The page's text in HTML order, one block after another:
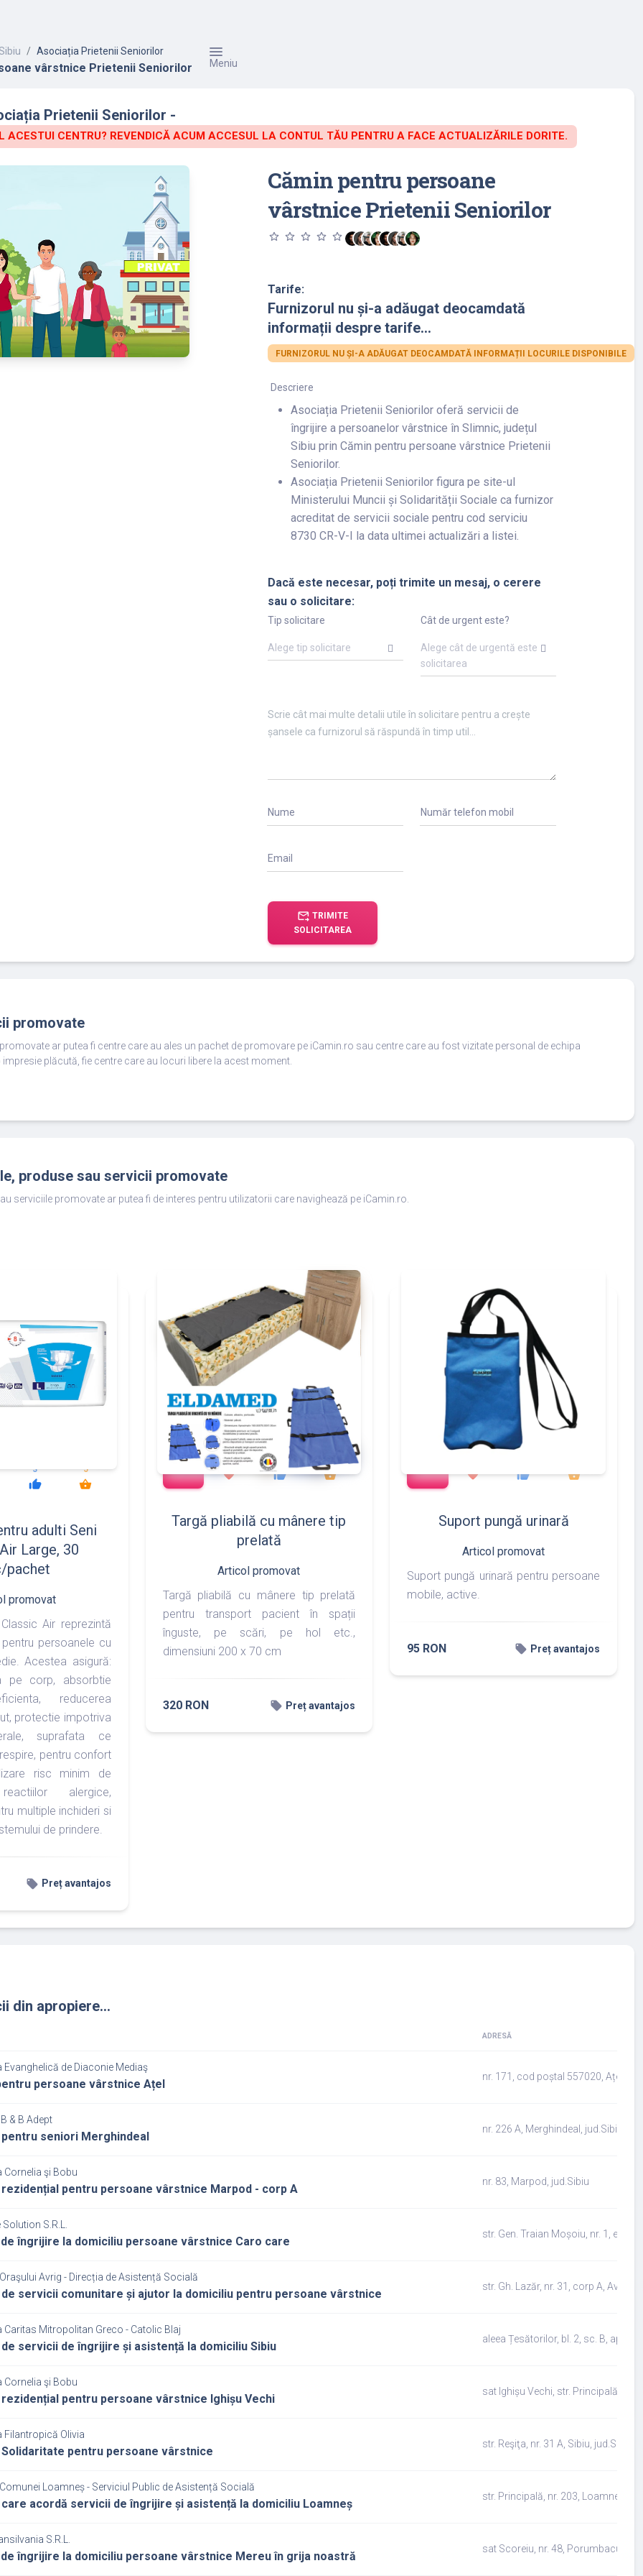
Asociația Prietenii Seniorilor
vârstnice Prietenii Seniorilor Meniu
Prietenii Seniorilor -
ACESTUI CENTRU? REVENDICĂ ACUM ACCESUL LA CONTUL TĂU PENTRU A FACE ACTUALIZĂRILE DORITE.
Cămin pentru persoane
vârstnice Prietenii Seniorilor
star_outline star_outline star_outline star_outline star_outline
Tarife:
Furnizorul nu și-a adăugat deocamdată
informații despre tarife...
FURNIZORUL NU ȘI-A ADĂUGAT DEOCAMDATĂ INFORMAȚII LOCURILE DISPONIBILE
Descriere
Asociația Prietenii Seniorilor oferă servicii de
îngrijire a persoanelor vârstnice în Slimnic, județul
Sibiu prin Cămin pentru persoane vârstnice Prietenii
Seniorilor.
Asociația Prietenii Seniorilor figura pe site-ul
Ministerului Muncii și Solidarității Sociale ca furnizor
acreditat de servicii sociale pentru cod serviciu
8730 CR-V-I la data ultimei actualizări a listei.
Dacă este necesar, poți trimite un mesaj, o cerere
sau o solicitare:
Tip solicitare
Alege tip solicitare
Cât de urgent este?
Alege cât de urgentă este
solicitarea
Nume Număr telefon mobil
Email
forward_to_inbox TRIMITE
SOLICITAREA
promovate
ar putea fi centre care au ales un pachet de promovare pe iCamin.ro sau centre care au fost vizitate personal de echipa
plăcută, fie centre care au locuri libere la acest moment.
produse sau servicii promovate
serviciile promovate ar putea fi de interes pentru utilizatorii care navighează pe iCamin.ro.
3
thumb_up
5
shopping_basket
adulti Seni
Large, 30
pachet
promovat
Air reprezintă
persoanele cu
Acestea asigură:
pe corp, absorbtie
reducerea
protectie impotriva
suprafata ce
pentru confort
risc minim de
alergice,
multiple inchideri si
de prindere.
local_offer Preț avantajos
add_shopping_cart 288
favorite
497
thumb_up shopping_basket
Targă pliabilă cu mânere tip
prelată
Articol promovat
Targă pliabilă cu mânere tip prelată
pentru transport pacient în spații
înguste, pe scări, pe hol etc.,
dimensiuni 200 x 70 cm
320 RON local_offer Preț avantajos
favorite thumb_up shopping_basket
Suport pungă urinară
Articol promovat
Suport pungă urinară pentru persoane
mobile, active.
95 RON local_offer Preț avantajos
din apropiere...
ADRESĂ
de Diaconie Mediaş
persoane vârstnice Ațel
nr. 171, cod poștal 557020, Ațel,
& B Adept
seniori Merghindeal
nr. 226 A, Merghindeal, jud.Sibiu
şi Bobu
pentru persoane vârstnice Marpod - corp A
nr. 83, Marpod, jud.Sibiu
S.R.L.
îngrijire la domiciliu persoane vârstnice Caro care
str. Gen. Traian Moșoiu, nr. 1, et. 1,
Avrig - Direcția de Asistență Socială
servicii comunitare și ajutor la domiciliu pentru persoane vârstnice
str. Gh. Lazăr, nr. 31, corp A, Avrig,
Mitropolitan Greco - Catolic Blaj
servicii de îngrijire și asistență la domiciliu Sibiu
aleea Țesătorilor, bl. 2, sc. B, ap.
şi Bobu
pentru persoane vârstnice Ighișu Vechi
sat Ighișu Vechi, str. Principală, nr.
Filantropică Olivia
pentru persoane vârstnice
str. Reşiţa, nr. 31 A, Sibiu, jud.Sibiu
Loamneș - Serviciul Public de Asistență Socială
acordă servicii de îngrijire și asistență la domiciliu Loamneș
str. Principală, nr. 203, Loamneș,
S.R.L.
îngrijire la domiciliu persoane vârstnice Mereu în grija noastră
sat Scoreiu, nr. 48, Porumbacu de